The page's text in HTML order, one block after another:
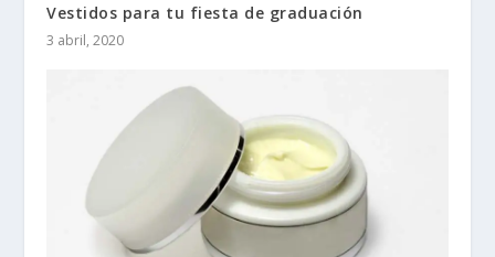
Vestidos para tu fiesta de graduación
3 abril, 2020